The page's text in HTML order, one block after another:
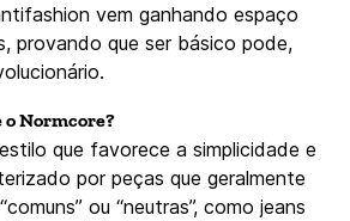
vem ganhando espaço
provando que ser básico pode,
o Normcore?
que favorece a simplicidade e
por peças que geralmente
ou “neutras”, como jeans